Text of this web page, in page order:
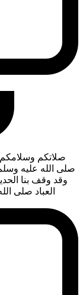
صلاتكم
صلى الله عليه
وقد وقف بنا
العباد صلى